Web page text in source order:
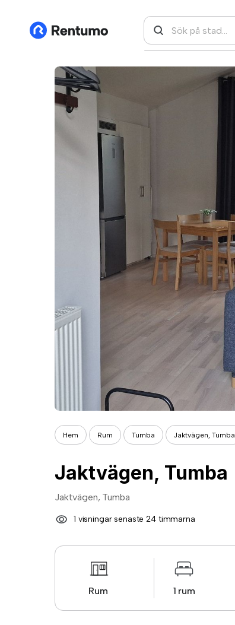
Hem Rum Tumba Jaktvägen, Tumba
Jaktvägen, Tumba
Jaktvägen, Tumba
1 visningar senaste 24 timmarna
Rum 1 rum